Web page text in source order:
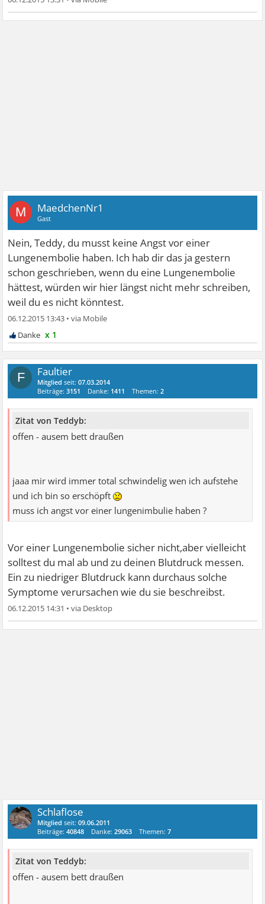
M MaedchenNr1
Gast
Nein, Teddy, du musst keine Angst vor einer
Lungenembolie haben. Ich hab dir das ja gestern
schon geschrieben, wenn du eine Lungenembolie
hättest, würden wir hier längst nicht mehr schreiben,
weil du es nicht könntest.
06.12.2015 13:43 •
x 1
F Faultier
Mitglied seit:07.03.2014
Beiträge:3151 Danke: 1411 Themen:2
Zitat von Teddyb:
offen - ausem bett draußen
jaaa mir wird immer total schwindelig wen ich aufstehe
und ich bin so erschöpft
muss ich angst vor einer lungenimbulie haben ?
Vor einer Lungenembolie sicher nicht,aber vielleicht
solltest du mal ab und zu deinen Blutdruck messen.
Ein zu niedriger Blutdruck kann durchaus solche
Symptome verursachen wie du sie beschreibst.
06.12.2015 14:31 •
Schlaflose
Mitglied seit:09.06.2011
Beiträge:40848 Danke:29063 Themen:7
Zitat von Teddyb:
offen - ausem bett draußen